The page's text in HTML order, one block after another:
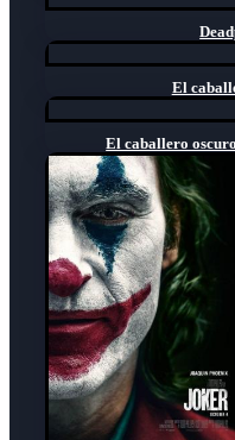
El
El caballero